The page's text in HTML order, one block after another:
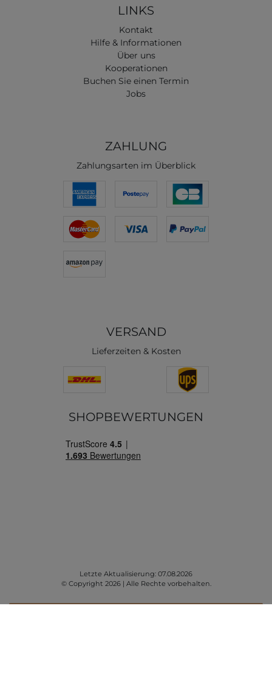
LINKS
Kontakt
Hilfe & Informationen
Über uns
Kooperationen
Buchen Sie einen Termin
Jobs
ZAHLUNG
Zahlungsarten im Überblick
VERSAND
Lieferzeiten & Kosten
SHOPBEWERTUNGEN
Letzte Aktualisierung: 07.08.2026
© Copyright 2026 | Alle Rechte vorbehalten.